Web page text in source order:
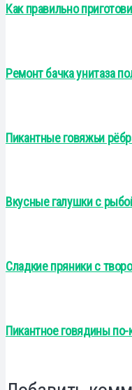
Как правильно
Ремонт бачка унитаза
Пикантные говяжьи
Вкусные галушки с
Сладкие пряники с
Пикантное говядины